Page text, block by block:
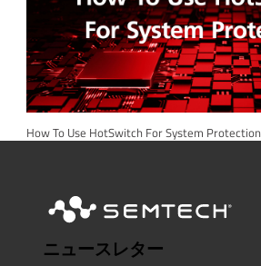
How To Use HotSwitch For System Protection
ニュースレター